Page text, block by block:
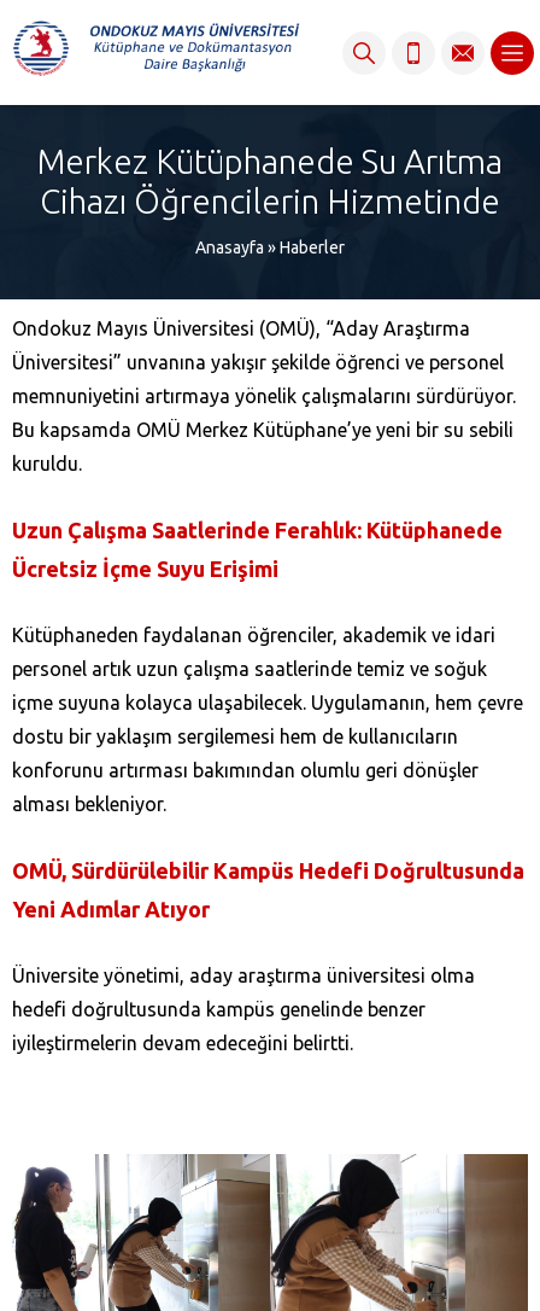
Merkez Kütüphanede Su Arıtma
Cihazı Öğrencilerin Hizmetinde
Anasayfa »Haberler
Ondokuz Mayıs Üniversitesi (OMÜ), “Aday Araştırma
Üniversitesi” unvanına yakışır şekilde öğrenci ve personel
memnuniyetini artırmaya yönelik çalışmalarını sürdürüyor.
Bu kapsamda OMÜ Merkez Kütüphane’ye yeni bir su sebili
kuruldu.
Uzun Çalışma Saatlerinde Ferahlık: Kütüphanede
Ücretsiz İçme Suyu Erişimi
Kütüphaneden faydalanan öğrenciler, akademik ve idari
personel artık uzun çalışma saatlerinde temiz ve soğuk
içme suyuna kolayca ulaşabilecek. Uygulamanın, hem çevre
dostu bir yaklaşım sergilemesi hem de kullanıcıların
konforunu artırması bakımından olumlu geri dönüşler
alması bekleniyor.
OMÜ, Sürdürülebilir Kampüs Hedefi Doğrultusunda
Yeni Adımlar Atıyor
Üniversite yönetimi, aday araştırma üniversitesi olma
hedefi doğrultusunda kampüs genelinde benzer
iyileştirmelerin devam edeceğini belirtti.